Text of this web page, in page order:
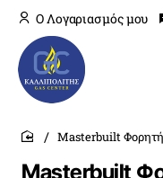
O Λογαριασμός μου
Masterbuilt
home
Masterbuilt